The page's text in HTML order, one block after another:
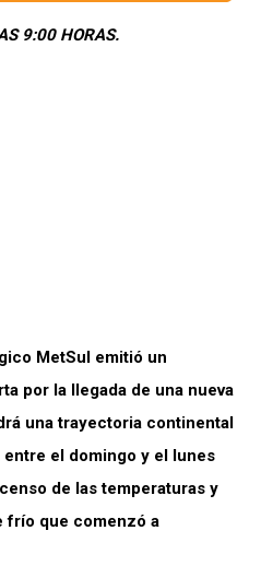
9:00 HORAS.
MetSul emitió un
por la llegada de una nueva
una trayectoria continental
el domingo y el lunes
de las temperaturas y
frío que comenzó a